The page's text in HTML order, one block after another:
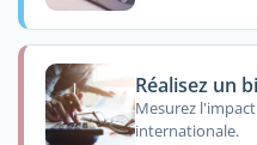
Réalisez un
Mesurez
internationale.